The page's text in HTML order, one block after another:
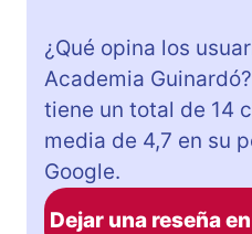
¿Qué opina los
Academia
tiene un total de 14
media de 4,7 en su
Google.
Dejar una reseña